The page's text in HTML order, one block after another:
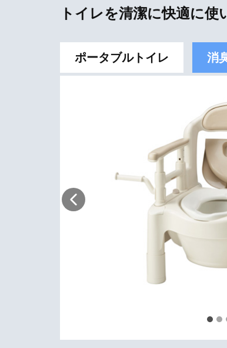
トイレを清潔に快適に使
ポータブルトイレ 消